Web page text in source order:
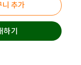
니 추가
하기